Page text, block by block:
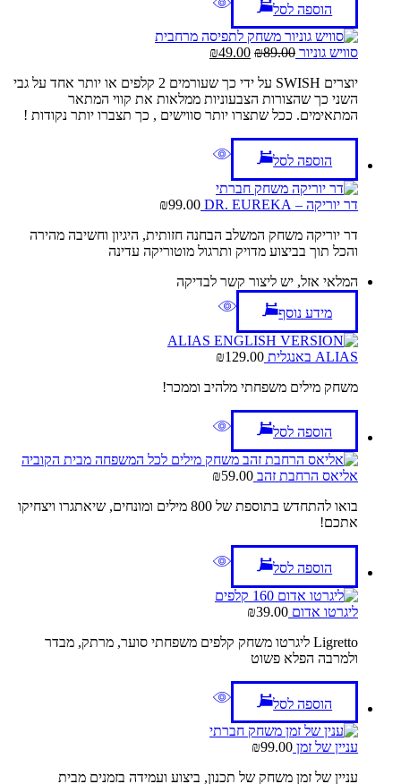
הוספה לסל
סוויש גוניור ₪89.00
המחיר
היה:
₪89.00.
₪49.00
הוא:
₪49.00.
יוצרים SWISH על ידי כך שעורמים 2 קלפים או יותר אחד על גבי
השני כך שהצורות הצבעוניות ממלאות את קווי המתאר
המתאימים. ככל שתצרו יותר סווישים , כך תצברו יותר נקודות !
הוספה לסל
דר יוריקה – DR. EUREKA ₪99.00
דר יוריקה משחק המשלב הבחנה חזותית, היגיון וחשיבה מהירה
והכל תוך בביצוע מדויק ותרגול מוטוריקה עדינה
המלאי אזל, יש ליצור קשר לבדיקה
מידע נוסף
ALIAS באנגלית ₪129.00
משחק מילים משפחתי מלהיב וממכר!
הוספה לסל
אליאס הרחבת זהב ₪59.00
בואו להתחדש בתוספת של 800 מילים ומונחים, שיאתגרו ויצחיקו
אתכם!
הוספה לסל
ליגרטו אדום ₪39.00
Ligretto ליגרטו משחק קלפים משפחתי סוער, מרתק, מבדר
ולמרבה הפלא פשוט
הוספה לסל
עניין של זמן ₪99.00
עניין של זמן משחק של תכנון, ביצוע ועמידה בזמנים מבית